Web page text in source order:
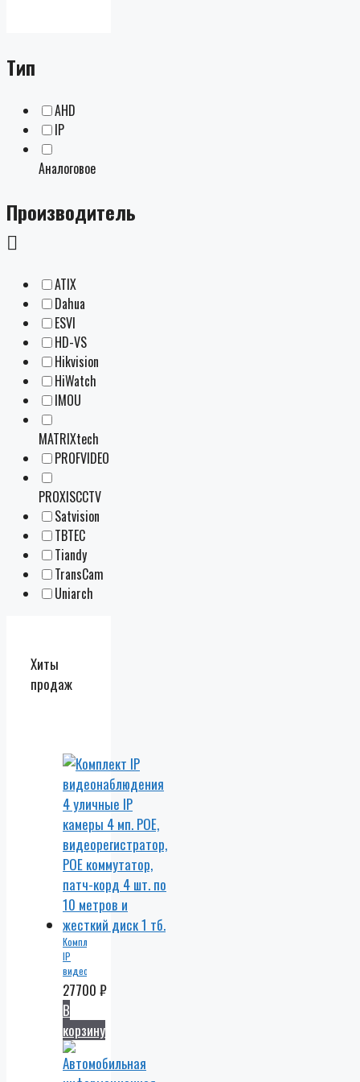
Тип
AHD
IP
Аналоговое
Производитель
ATIX
Dahua
ESVI
HD-VS
Hikvision
HiWatch
IMOU
MATRIXtech
PROFVIDEO
PROXISCCTV
Satvision
TBTEC
Tiandy
TransCam
Uniarch
Хиты
продаж
Комплект
IP
видеонаблюдения
4
уличные
IP
камеры
4 мп.
POE,
видеорегистратор,
27700 ₽
В
корзину